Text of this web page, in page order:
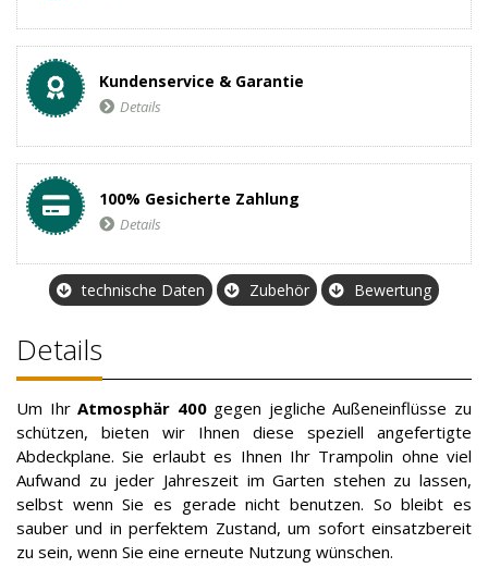
Kundenservice & Garantie
Details
100% Gesicherte Zahlung
Details
technische Daten Zubehör Bewertung
Details
Um IhrAtmosphär 400gegen jegliche Außeneinflüsse zu
schützen, bieten wir Ihnen diese speziell angefertigte
Abdeckplane. Sie erlaubt es Ihnen Ihr Trampolin ohne viel
Aufwand zu jeder Jahreszeit im Garten stehen zu lassen,
selbst wenn Sie es gerade nicht benutzen. So bleibt es
sauber und in perfektem Zustand, um sofort einsatzbereit
zu sein, wenn Sie eine erneute Nutzung wünschen.